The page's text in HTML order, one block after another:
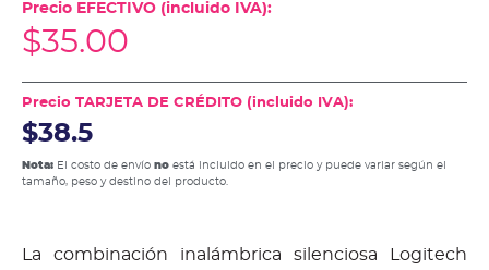
Precio EFECTIVO (incluido IVA):
$35.00
Precio TARJETA DE CRÉDITO (incluido IVA):
$38.5
Nota: El costo de envío no está incluido en el precio y puede variar según el
tamaño, peso y destino del producto.
La combinación inalámbrica silenciosa Logitech